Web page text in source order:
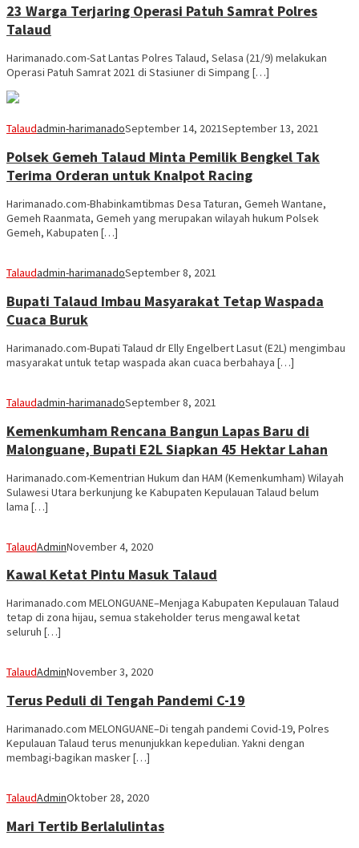
23 Warga Terjaring Operasi Patuh Samrat Polres
Talaud
Harimanado.com-Sat Lantas Polres Talaud, Selasa (21/9) melakukan
Operasi Patuh Samrat 2021 di Stasiuner di Simpang […]
Talaudadmin-harimanadoSeptember 14, 2021September 13, 2021
Polsek Gemeh Talaud Minta Pemilik Bengkel Tak
Terima Orderan untuk Knalpot Racing
Harimanado.com-Bhabinkamtibmas Desa Taturan, Gemeh Wantane,
Gemeh Raanmata, Gemeh yang merupakan wilayah hukum Polsek
Gemeh, Kabupaten […]
Talaudadmin-harimanadoSeptember 8, 2021
Bupati Talaud Imbau Masyarakat Tetap Waspada
Cuaca Buruk
Harimanado.com-Bupati Talaud dr Elly Engelbert Lasut (E2L) mengimbau
masyarakat untuk tetap waspada akan cuaca berbahaya […]
Talaudadmin-harimanadoSeptember 8, 2021
Kemenkumham Rencana Bangun Lapas Baru di
Malonguane, Bupati E2L Siapkan 45 Hektar Lahan
Harimanado.com-Kementrian Hukum dan HAM (Kemenkumham) Wilayah
Sulawesi Utara berkunjung ke Kabupaten Kepulauan Talaud belum
lama […]
TalaudAdminNovember 4, 2020
Kawal Ketat Pintu Masuk Talaud
Harimanado.com MELONGUANE–Menjaga Kabupaten Kepulauan Talaud
tetap di zona hijau, semua stakeholder terus mengawal ketat
seluruh […]
TalaudAdminNovember 3, 2020
Terus Peduli di Tengah Pandemi C-19
Harimanado.com MELONGUANE–Di tengah pandemi Covid-19, Polres
Kepulauan Talaud terus menunjukkan kepedulian. Yakni dengan
membagi-bagikan masker […]
TalaudAdminOktober 28, 2020
Mari Tertib Berlalulintas